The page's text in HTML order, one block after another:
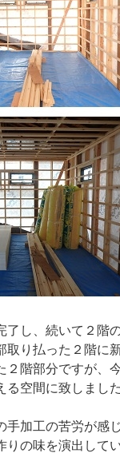
了し、続いて２階
取り払った２階に
２階部分ですが、
る空間に致しました
加工の苦労が感じ
りの味を演出して